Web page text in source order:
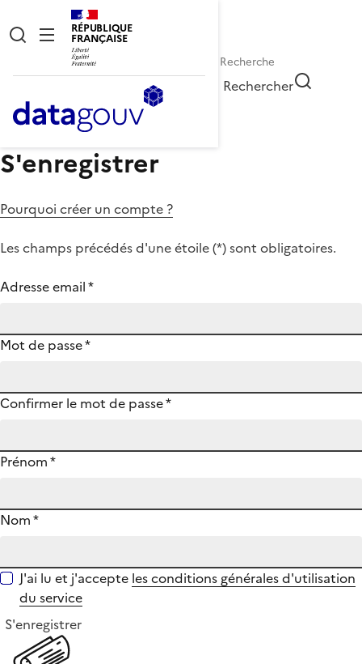
RÉPUBLIQUE
FRANÇAISE
Rechercher
S'enregistrer
Pourquoi créer un compte ?
Les champs précédés d'une étoile (*) sont obligatoires.
Adresse email*
Mot de passe*
Confirmer le mot de passe*
Prénom*
Nom*
J'ai lu et j'accepte les conditions générales d'utilisation
du service
S'enregistrer